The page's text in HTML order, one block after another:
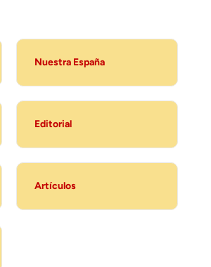
Nuestra España
Editorial
Artículos